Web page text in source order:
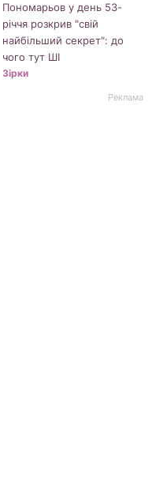
Пономарьов у день 53-
річчя розкрив "свій
найбільший секрет": до
чого тут ШІ
Зірки
Реклама